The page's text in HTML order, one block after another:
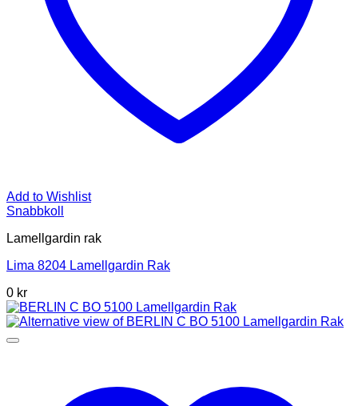
Add to Wishlist
Snabbkoll
Lamellgardin rak
Lima 8204 Lamellgardin Rak
0 kr